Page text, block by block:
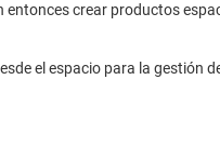
crear productos
el espacio para la gestión